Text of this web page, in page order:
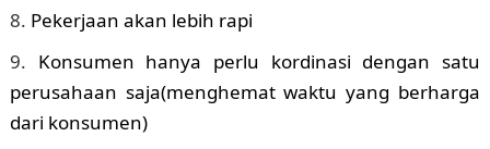
Pekerjaan akan lebih rapi
Konsumen hanya perlu kordinasi dengan satu
perusahaan saja(menghemat waktu yang berharga
dari konsumen)